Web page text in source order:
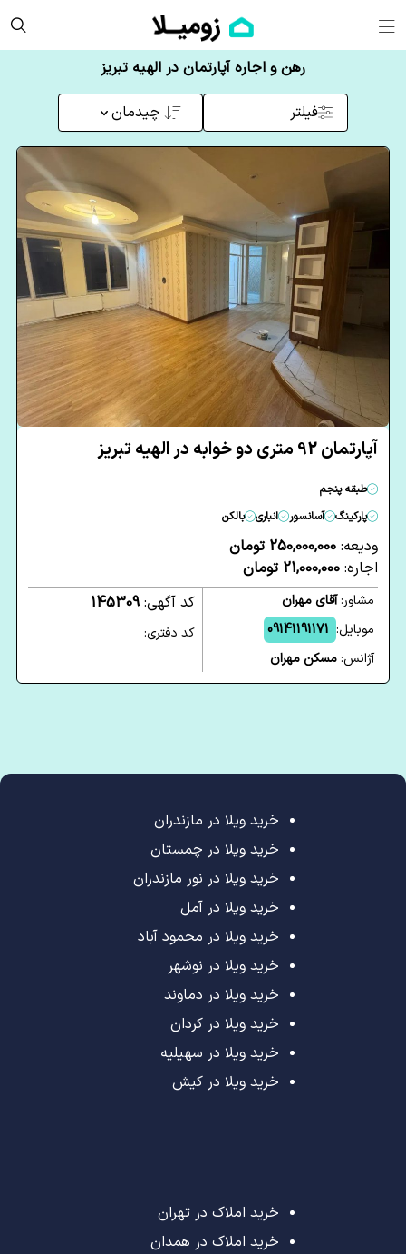
رهن و اجاره آپارتمان در الهیه تبریز
فیلتر چیدمان
آپارتمان 92 متری دو خوابه در الهیه تبریز
طبقه پنجم
پارکینگ
آسانسور انباری بالکن
ودیعه: 250,000,000 تومان
اجاره: 21,000,000 تومان
مشاور:آقای مهران
موبایل: 09141191171
آژانس:مسکن مهران
کد آگهی:145309
کد دفتری:
خرید ویلا در مازندران
خرید ویلا در چمستان
خرید ویلا در نور مازندران
خرید ویلا در آمل
خرید ویلا در محمود آباد
خرید ویلا در نوشهر
خرید ویلا در دماوند
خرید ویلا در کردان
خرید ویلا در سهیلیه
خرید ویلا در کیش
خرید املاک در تهران
خرید املاک در همدان